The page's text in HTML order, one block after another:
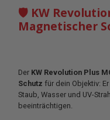
🛡 KW
Magnetischer
Der KW Revolution Plus
Schutz für dein Objektiv:
Staub, Wasser und UV-
beeinträchtigen.